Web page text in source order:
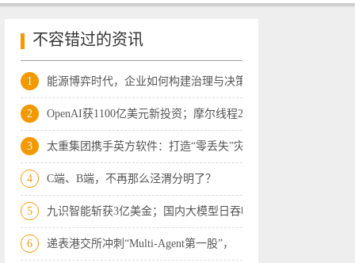
不容错过的资讯
1 能源博弈时代，企业如何构建治理与决策的
2 OpenAI获1100亿美元新投资；摩尔线程2025
3 太重集团携手英方软件：打造“零丢失”灾
4 C端、B端，不再那么泾渭分明了？
5 九识智能斩获3亿美金；国内大模型日吞吐3
6 递表港交所冲刺“Multi-Agent第一股”，